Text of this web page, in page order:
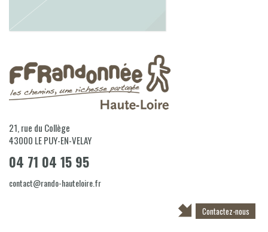
21, rue du Collège
43000 LE PUY-EN-VELAY
04 71 04 15 95
contact@rando-hauteloire.fr
Contactez-nous